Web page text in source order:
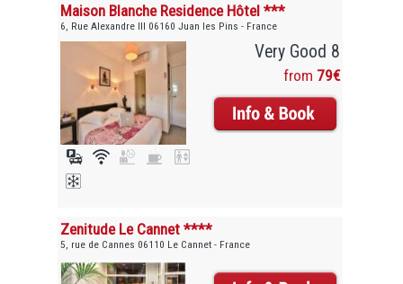
Maison Blanche Residence Hôtel ***
6, Rue Alexandre III 06160 Juan les Pins - France
Very Good 8
from 79€
Zenitude Le Cannet ****
5, rue de Cannes 06110 Le Cannet - France